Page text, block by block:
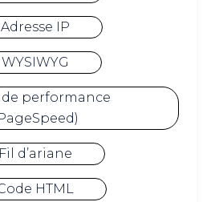
Adresse IP
WYSIWYG
de performance
Fil d’ariane
HTML